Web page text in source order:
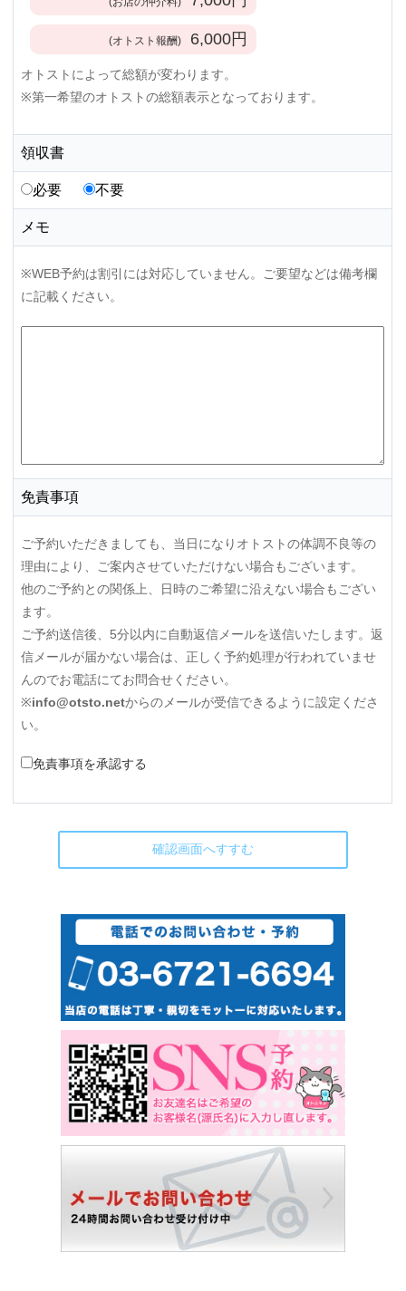
(オトスト報酬) 6,000円
オトストによって総額が変わります。
※第一希望のオトストの総額表示となっております。
領収書
必要 不要
メモ
※WEB予約は割引には対応していません。ご要望などは備考欄
に記載ください。
免責事項
ご予約いただきましても、当日になりオトストの体調不良等の
理由により、ご案内させていただけない場合もございます。
他のご予約との関係上、日時のご希望に沿えない場合もござい
ます。
ご予約送信後、5分以内に自動返信メールを送信いたします。返
信メールが届かない場合は、正しく予約処理が行われていませ
んのでお電話にてお問合せください。
※info@otsto.netからのメールが受信できるように設定くださ
い。
免責事項を承認する